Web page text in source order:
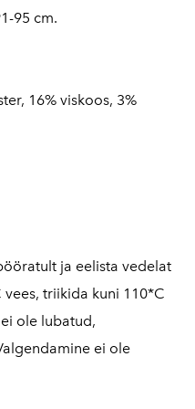
95 cm.
16% viskoos, 3%
ja eelista vedelat
vees, triikida kuni 110*C
ole lubatud,
ei ole